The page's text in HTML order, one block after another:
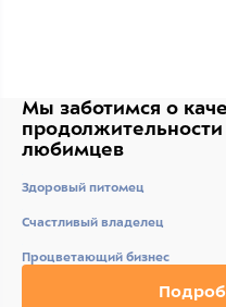
Мы заботимся о
любимцев
Здоровый питомец
Счастливый владелец
Процветающий бизнес